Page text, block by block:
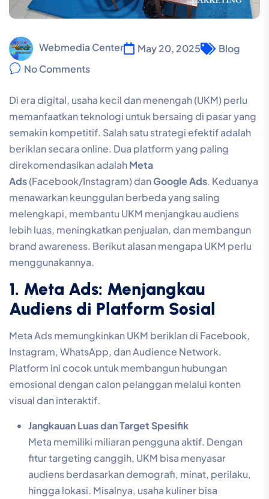
Webmedia Center May 20, 2025
Blog
No Comments
Di era digital, usaha kecil dan menengah (UKM) perlu
memanfaatkan teknologi untuk bersaing di pasar yang
semakin kompetitif. Salah satu strategi efektif adalah
beriklan secara online. Dua platform yang paling
direkomendasikan adalahMeta
Ads(Facebook/Instagram) danGoogle Ads. Keduanya
menawarkan keunggulan berbeda yang saling
melengkapi, membantu UKM menjangkau audiens
lebih luas, meningkatkan penjualan, dan membangun
brand awareness. Berikut alasan mengapa UKM perlu
menggunakannya.
1. Meta Ads: Menjangkau
Audiens di Platform Sosial
Meta Ads memungkinkan UKM beriklan di Facebook,
Instagram, WhatsApp, dan Audience Network.
Platform ini cocok untuk membangun hubungan
emosional dengan calon pelanggan melalui konten
visual dan interaktif.
Jangkauan Luas dan Target Spesifik
Meta memiliki miliaran pengguna aktif. Dengan
fitur targeting canggih, UKM bisa menyasar
audiens berdasarkan demografi, minat, perilaku,
hingga lokasi. Misalnya, usaha kuliner bisa